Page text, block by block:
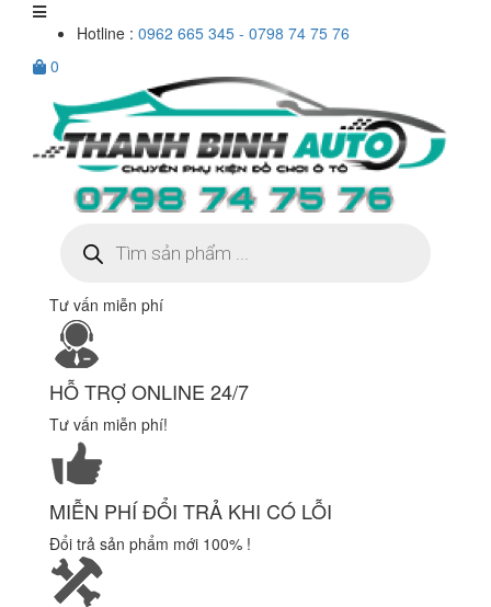
Hotline : 0962 665 345 - 0798 74 75 76
0
kiếm
sản
Tư vấn miễn phí
HỖ TRỢ ONLINE 24/7
Tư vấn miễn phí!
MIỄN PHÍ ĐỔI TRẢ KHI CÓ LỖI
Đổi trả sản phẩm mới 100% !